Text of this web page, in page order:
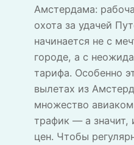
Амстердама:
охота за удачей
начинается не с
городе, а с
тарифа. Особенно
вылетах из
множество
трафик — а значит,
цен. Чтобы